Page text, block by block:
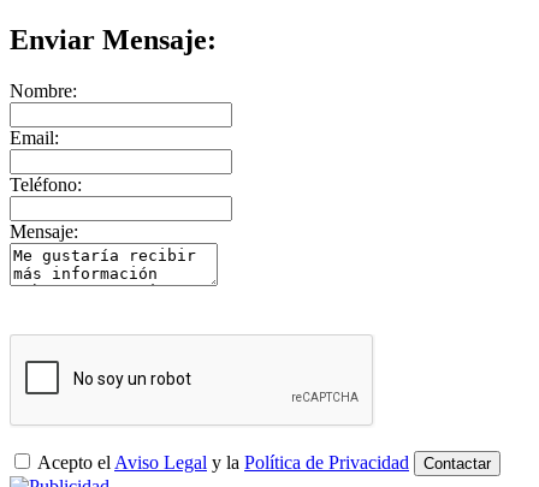
Enviar Mensaje:
Nombre:
Email:
Teléfono:
Mensaje:
Acepto el Aviso Legal y la Política de Privacidad